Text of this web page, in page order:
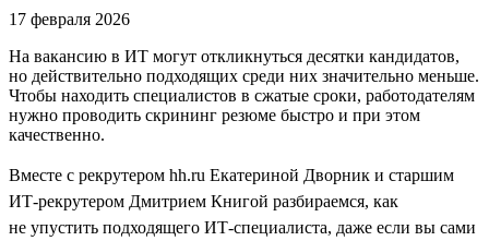
17 февраля 2026
На вакансию в ИТ могут откликнуться десятки кандидатов,
но действительно подходящих среди них значительно меньше.
Чтобы находить специалистов в сжатые сроки, работодателям
нужно проводить скрининг резюме быстро и при этом
качественно.
Вместе с рекрутером hh.ru Екатериной Дворник и старшим
ИТ-рекрутером Дмитрием Книгой разбираемся, как
не упустить подходящего ИТ-специалиста, даже если вы сами